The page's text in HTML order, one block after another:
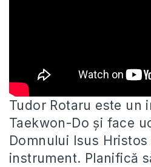
Tudor Rotaru este un
Taekwon-Do și face
Domnului Isus
instrument. Planifică